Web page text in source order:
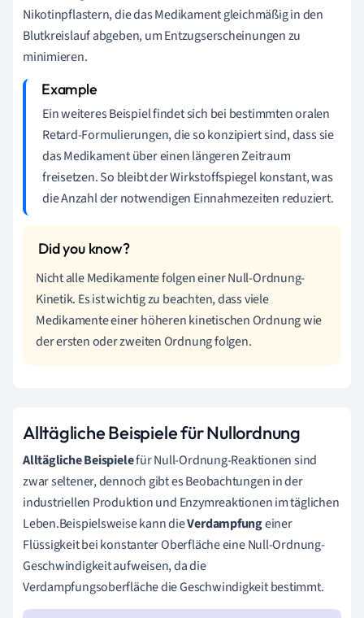
Nikotinpflastern, die das Medikament gleichmäßig in den
Blutkreislauf abgeben, um Entzugserscheinungen zu
minimieren.
Ein weiteres Beispiel findet sich bei bestimmten oralen
Retard-Formulierungen, die so konzipiert sind, dass sie
das Medikament über einen längeren Zeitraum
freisetzen. So bleibt der Wirkstoffspiegel konstant, was
die Anzahl der notwendigen Einnahmezeiten reduziert.
Nicht alle Medikamente folgen einer Null-Ordnung-
Kinetik. Es ist wichtig zu beachten, dass viele
Medikamente einer höheren kinetischen Ordnung wie
der ersten oder zweiten Ordnung folgen.
Alltägliche Beispiele für Nullordnung
Alltägliche Beispielefür Null-Ordnung-Reaktionen sind
zwar seltener, dennoch gibt es Beobachtungen in der
industriellen Produktion und Enzymreaktionen im täglichen
Leben.Beispielsweise kann dieVerdampfungeiner
Flüssigkeit bei konstanter Oberfläche eine Null-Ordnung-
Geschwindigkeit aufweisen, da die
Verdampfungsoberfläche die Geschwindigkeit bestimmt.